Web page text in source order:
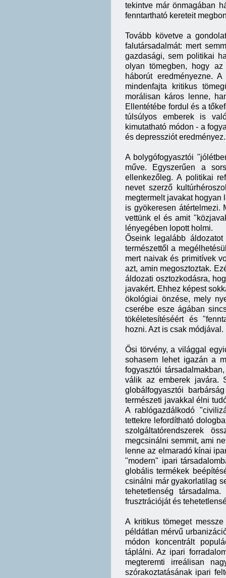
tekintve már önmagában
fenntartható kereteit
Tovább követve a
falutársadalmát: mert
gazdasági, sem politikai
olyan tömegben, hogy
háborút eredményezne.
mindenfajta kritikus
morálisan káros lenne,
Ellentétébe fordul és a
túlsúlyos emberek is
kimutatható módon - a
és depressziót eredményez.
A bolygófogyasztói
műve. Egyszerűen a
ellenkezőleg. A politikai
nevet szerző
megtermelt javakat hogyan
is gyökeresen átértelmezi.
vettünk el és amit
lényegében lopott holmi.
Őseink legalább
természettől a
mert naivak és primitívek
azt, amin megosztoztak.
áldozati osztozkodásra,
javakért. Ehhez képest
ökológiai önzése, mely
cserébe esze ágában
tökéletesítéséért és
hozni. Azt is csak módjával.
Ősi törvény, a világgal
sohasem lehet igazán a
fogyasztói
válik az emberek javára.
globálfogyasztói
természeti javakkal élni
A rablógazdálkodó
tettekre lefordítható
szolgáltatórendszerek
megcsinálni semmit, ami
lenne az elmaradó kínai
"modern" ipari
globális termékek
csinálni már gyakorlatilag
tehetetlenség
frusztrációját és
A kritikus tömeget
példátlan mérvű
módon koncentrált
táplálni. Az ipari
megteremti irreálisan
szórakoztatásának ipari